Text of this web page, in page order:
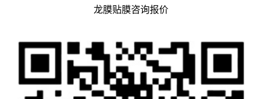
龙膜贴膜咨询报价